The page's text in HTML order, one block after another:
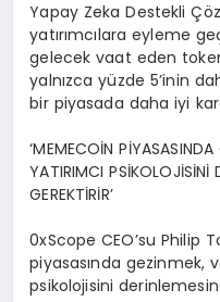
Yapay Zeka Destekli
yatırımcılara eyleme
gelecek vaat eden
yalnızca yüzde 5’inin
bir piyasada daha iyi
‘MEMECOİN
YATIRIMCI PSİKOLOJİSİNİ
GEREKTİRİR’
0xScope CEO’su Philip
piyasasında gezinmek,
psikolojisini